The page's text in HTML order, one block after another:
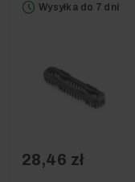
Wysyłka do 7 dni
28,46 zł